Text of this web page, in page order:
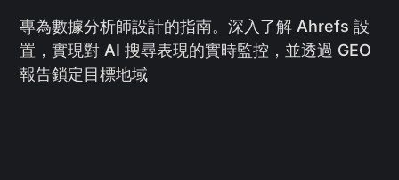
專為數據分析師設計的指南。深入了解 Ahrefs 設
置，實現對 AI 搜尋表現的實時監控，並透過 GEO
報告鎖定目標地域